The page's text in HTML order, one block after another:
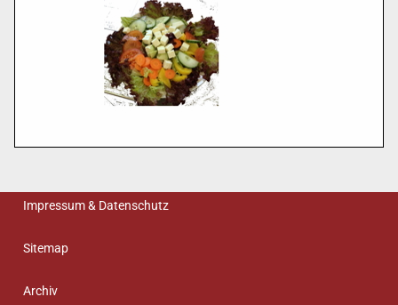
Impressum & Datenschutz
Sitemap
Archiv